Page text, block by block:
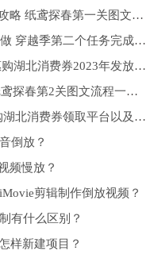
焦点速讯：保卫萝卜4纸鸢探春第1关攻略 纸鸢探春第一关图文流程一览[多图]
天天简讯:光遇穿越季第二个任务怎么做 穿越季第二个任务完成攻略[多图]
聚焦：2023湖北消费券发放时间表 惠购湖北消费券2023年发放时间表以及平台[多图]
保卫萝卜4纸鸢探春第2关攻略大全 纸鸢探春第2关图文流程一览[多图]
2023湖北消费券在哪里领取 2023惠购湖北消费券领取平台以及时间[多图]
倒放？
频慢放？
剪辑制作倒放视频？
有什么区别？
样新建项目？